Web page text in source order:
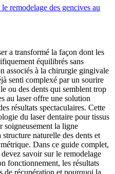
remodelage des gencives au
a transformé la façon dont les
équilibrés sans
associés à la chirurgie gingivale
senti complexé par un sourire
ou des dents qui semblent trop
au laser offre une solution
résultats spectaculaires. Cette
du laser dentaire pour tissus
soigneusement la ligne
naturelle des dents et
Dans ce guide complet,
savoir sur le remodelage
fonctionnement, les résultats